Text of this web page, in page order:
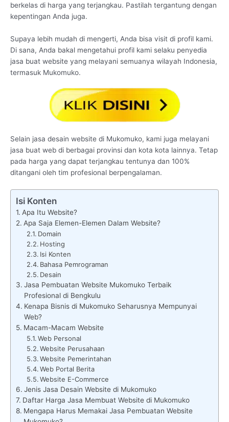
berkelas di harga yang terjangkau. Pastilah tergantung dengan
kepentingan Anda juga.
Supaya lebih mudah di mengerti, Anda bisa visit di profil kami.
Di sana, Anda bakal mengetahui profil kami selaku penyedia
jasa buat website yang melayani semuanya wilayah Indonesia,
termasuk Mukomuko.
Selain jasa desain website di Mukomuko, kami juga melayani
jasa buat web di berbagai provinsi dan kota kota lainnya. Tetap
pada harga yang dapat terjangkau tentunya dan 100%
ditangani oleh tim profesional berpengalaman.
Isi Konten
Apa Itu Website?
Apa Saja Elemen-Elemen Dalam Website?
Domain
Hosting
Isi Konten
Bahasa Pemrograman
Desain
Jasa Pembuatan Website Mukomuko Terbaik
Profesional di Bengkulu
Kenapa Bisnis di Mukomuko Seharusnya Mempunyai
Web?
Macam-Macam Website
Web Personal
Website Perusahaan
Website Pemerintahan
Web Portal Berita
Website E-Commerce
Jenis Jasa Desain Website di Mukomuko
Daftar Harga Jasa Membuat Website di Mukomuko
Mengapa Harus Memakai Jasa Pembuatan Website